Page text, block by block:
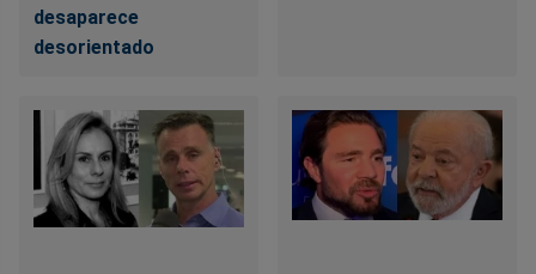
desaparece
desorientado